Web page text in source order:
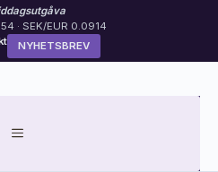
· SEK/EUR 0.0914
NYHETSBREV
MENY